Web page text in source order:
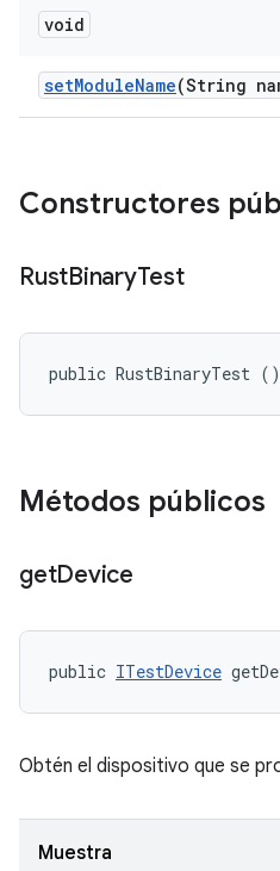
void
setModuleName(String
Constructores
RustBinaryTest
public RustBinaryTest ()
Métodos públicos
getDevice
public ITestDevice
Obtén el dispositivo que se
Muestra